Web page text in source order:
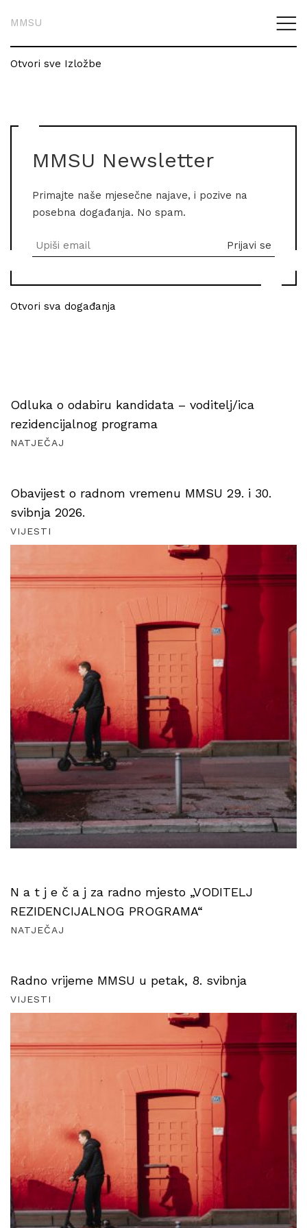
MMSU
Otvori sve Izložbe
MMSU Newsletter
Primajte naše mjesečne najave, i pozive na
posebna događanja. No spam.
Otvori sva događanja
Odluka o odabiru kandidata – voditelj/ica
rezidencijalnog programa
NATJEČAJ
Obavijest o radnom vremenu MMSU 29. i 30.
svibnja 2026.
VIJESTI
N a t j e č a j za radno mjesto „VODITELJ
REZIDENCIJALNOG PROGRAMA“
NATJEČAJ
Radno vrijeme MMSU u petak, 8. svibnja
VIJESTI